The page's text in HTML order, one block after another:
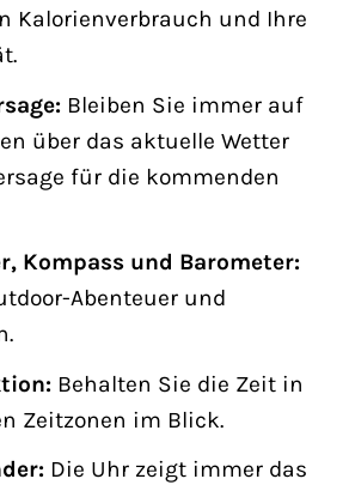
Kalorienverbrauch und Ihre
Bleiben Sie immer auf
über das aktuelle Wetter
für die kommenden
Kompass und Barometer:
Abenteuer und
Behalten Sie die Zeit in
Zeitzonen im Blick.
Die Uhr zeigt immer das